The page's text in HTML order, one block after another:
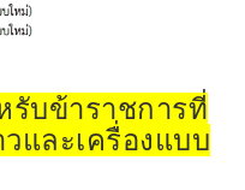
รับข้าราชการที่
และเครื่องแบบ